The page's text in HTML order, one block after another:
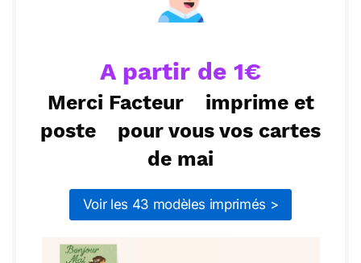
pourrons surmonter tous les défis.
A partir de 1€
Merci Facteur
imprime et
poste
pour vous vos cartes
de mai
Voir les 43 modèles imprimés >